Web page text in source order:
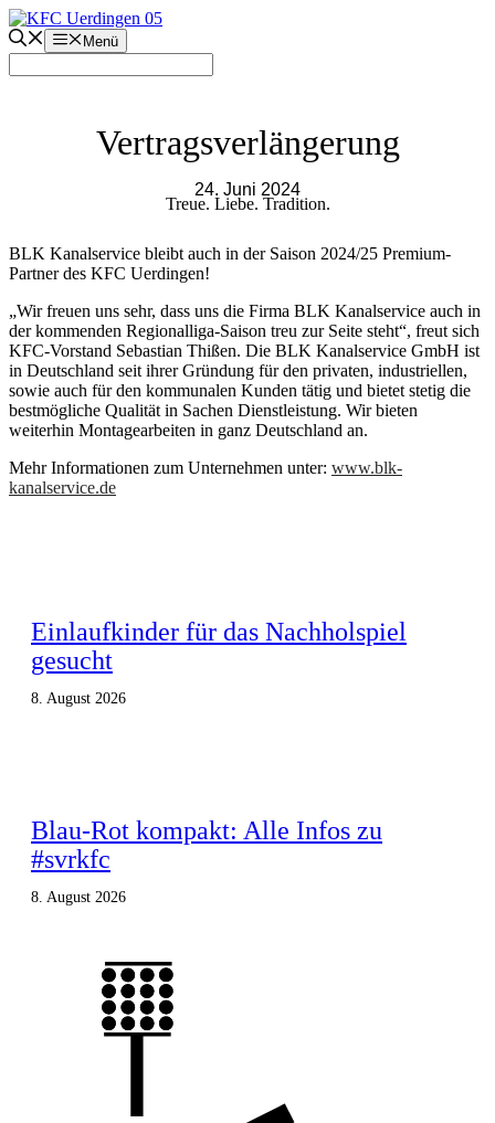
Zum
Inhalt
springen
Menü
Vertragsverlängerung
24. Juni 2024
Treue. Liebe. Tradition.
BLK Kanalservice bleibt auch in der Saison 2024/25 Premium-
Partner des KFC Uerdingen!
„Wir freuen uns sehr, dass uns die Firma BLK Kanalservice auch in
der kommenden Regionalliga-Saison treu zur Seite steht“, freut sich
KFC-Vorstand Sebastian Thißen. Die BLK Kanalservice GmbH ist
in Deutschland seit ihrer Gründung für den privaten, industriellen,
sowie auch für den kommunalen Kunden tätig und bietet stetig die
bestmögliche Qualität in Sachen Dienstleistung. Wir bieten
weiterhin Montagearbeiten in ganz Deutschland an.
Mehr Informationen zum Unternehmen unter: www.blk-
kanalservice.de
Einlaufkinder für das Nachholspiel
gesucht
8. August 2026
Blau-Rot kompakt: Alle Infos zu
#svrkfc
8. August 2026